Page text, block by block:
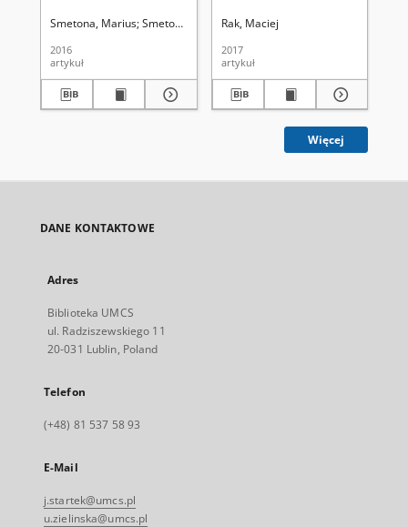
Smetona, Marius Smetonienė, Irena
2016
artykuł
Rak, Maciej
2017
artykuł
Więcej
DANE KONTAKTOWE
Adres
Biblioteka UMCS
ul. Radziszewskiego 11
20-031 Lublin, Poland
Telefon
(+48) 81 537 58 93
E-Mail
j.startek@umcs.pl
u.zielinska@umcs.pl